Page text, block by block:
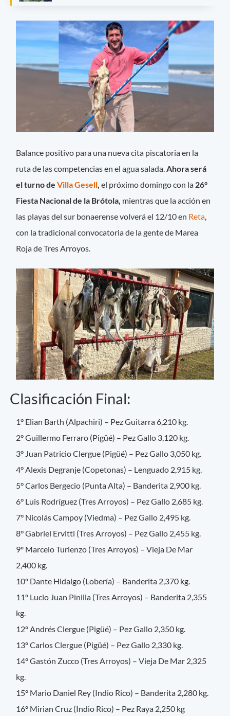
Balance positivo para una nueva cita piscatoria en la
ruta de las competencias en el agua salada. Ahora será
el turno deVilla Gesell el próximo domingo con la 26°
Fiesta Nacional de la Brótola, mientras que la acción en
las playas del sur bonaerense volverá el 12/10 en Reta
con la tradicional convocatoria de la gente de Marea
Roja de Tres Arroyos.
Clasificación Final:
1° Elian Barth (Alpachiri) – Pez Guitarra 6,210 kg.
2° Guillermo Ferraro (Pigüé) – Pez Gallo 3,120 kg.
3° Juan Patricio Clergue (Pigüé) – Pez Gallo 3,050 kg.
4° Alexis Degranje (Copetonas) – Lenguado 2,915 kg.
5° Carlos Bergecio (Punta Alta) – Banderita 2,900 kg.
6° Luis Rodríguez (Tres Arroyos) – Pez Gallo 2,685 kg.
7° Nicolás Campoy (Viedma) – Pez Gallo 2,495 kg.
8° Gabriel Ervitti (Tres Arroyos) – Pez Gallo 2,455 kg.
9º Marcelo Turienzo (Tres Arroyos) – Vieja De Mar
2,400 kg.
10º Dante Hidalgo (Lobería) – Banderita 2,370 kg.
11º Lucio Juan Pinilla (Tres Arroyos) – Banderita 2,355
kg.
12º Andrés Clergue (Pigüé) – Pez Gallo 2,350 kg.
13º Carlos Clergue (Pigüé) – Pez Gallo 2,330 kg.
14º Gastón Zucco (Tres Arroyos) – Vieja De Mar 2,325
kg.
15º Mario Daniel Rey (Indio Rico) – Banderita 2,280 kg.
16º Mirian Cruz (Indio Rico) – Pez Raya 2,250 kg